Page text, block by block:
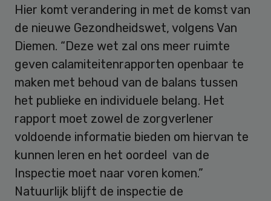
Hier komt verandering in met de komst van
de nieuwe Gezondheidswet, volgens Van
Diemen. “Deze wet zal ons meer ruimte
geven calamiteitenrapporten openbaar te
maken met behoud van de balans tussen
het publieke en individuele belang. Het
rapport moet zowel de zorgverlener
voldoende informatie bieden om hiervan te
kunnen leren en het oordeel van de
Inspectie moet naar voren komen.”
Natuurlijk blijft de inspectie de